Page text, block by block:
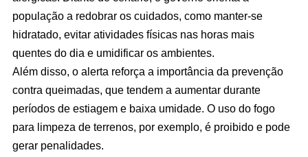
população a redobrar os cuidados, como manter-se
hidratado, evitar atividades físicas nas horas mais
quentes do dia e umidificar os ambientes.
Além disso, o alerta reforça a importância da prevenção
contra queimadas, que tendem a aumentar durante
períodos de estiagem e baixa umidade. O uso do fogo
para limpeza de terrenos, por exemplo, é proibido e pode
gerar penalidades.